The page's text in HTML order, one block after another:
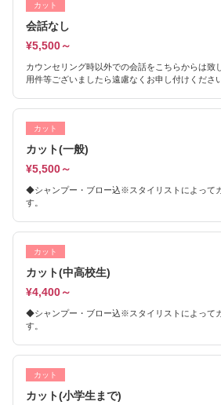
カット
会話なし
¥5,500～
カウンセリング時以外での会話をこちらからは致
用件等ございましたら遠慮なくお申し付けください
カット
カット(一般)
¥5,500～
◆シャンプー・ブロー込※スタイリストによって
す。
カット
カット(中高校生)
¥4,400～
◆シャンプー・ブロー込※スタイリストによって
す。
カット
カット(小学生まで)